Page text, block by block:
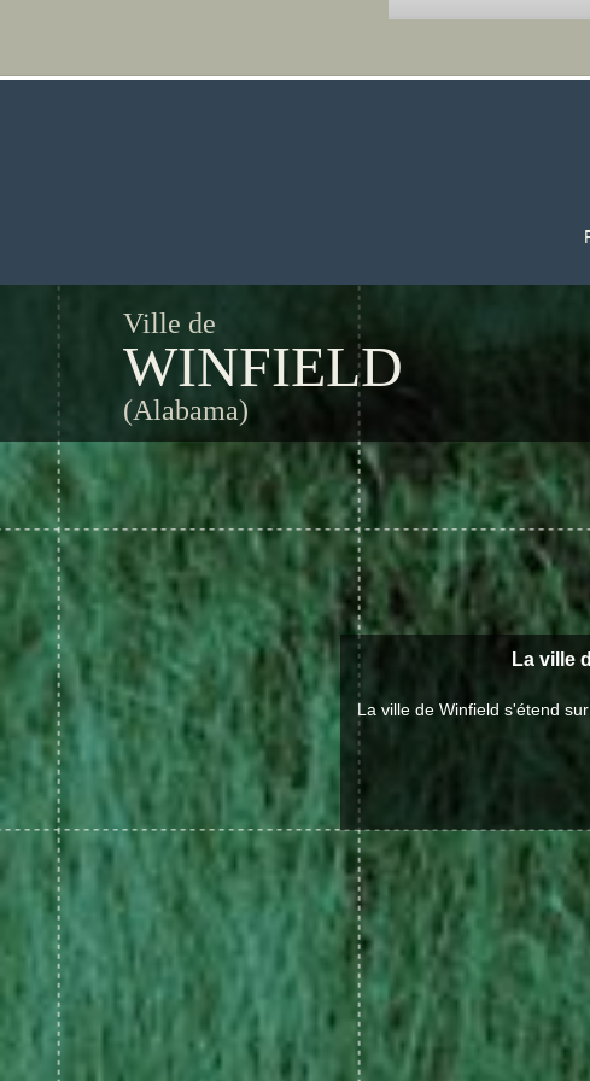
Ville de
WINFIELD
(Alabama)
La ville
La ville de Winfield s'étend